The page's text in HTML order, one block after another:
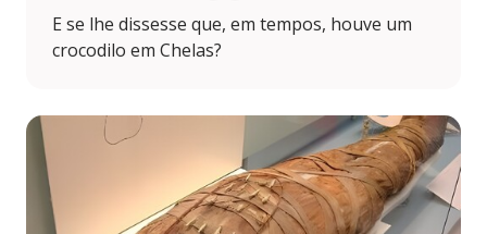
E se lhe dissesse que, em tempos, houve um
crocodilo em Chelas?